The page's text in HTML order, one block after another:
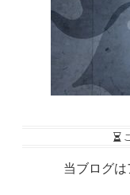
当ブログ